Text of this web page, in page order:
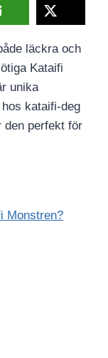
läckra och
Kataifi
unika
kataifi-deg
den perfekt för
Monstren?